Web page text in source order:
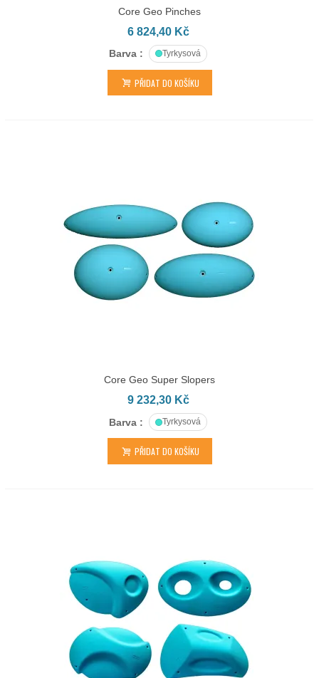
Core Geo Pinches
6 824,40 Kč
Barva : Tyrkysová
PŘIDAT DO KOŠÍKU
Core Geo Super Slopers
9 232,30 Kč
Barva : Tyrkysová
PŘIDAT DO KOŠÍKU